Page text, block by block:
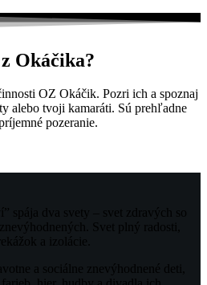
Okáčika?
OZ Okáčik. Pozri ich a spoznaj
alebo tvoji kamaráti. Sú prehľadne
pozeranie.
spája dva svety – svet zdravých so
Svet plný radosti,
a izolácie.
a sociálne znevýhodnené deti,